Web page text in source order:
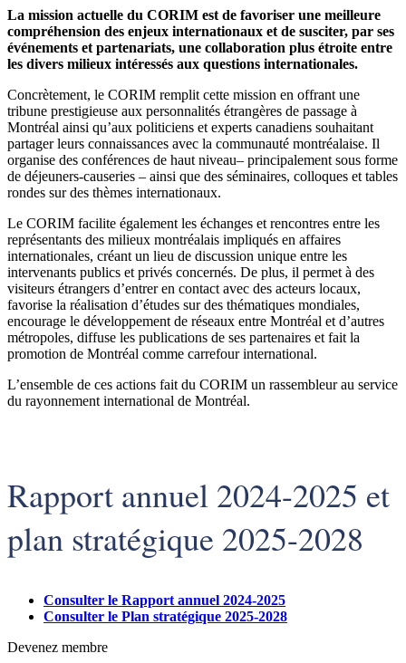
La mission actuelle du CORIM est de favoriser une meilleure
compréhension des enjeux internationaux et de susciter, par ses
événements et partenariats, une collaboration plus étroite entre
les divers milieux intéressés aux questions internationales.
Concrètement, le CORIM remplit cette mission en offrant une
tribune prestigieuse aux personnalités étrangères de passage à
Montréal ainsi qu’aux politiciens et experts canadiens souhaitant
partager leurs connaissances avec la communauté montréalaise. Il
organise des conférences de haut niveau– principalement sous forme
de déjeuners-causeries – ainsi que des séminaires, colloques et tables
rondes sur des thèmes internationaux.
Le CORIM facilite également les échanges et rencontres entre les
représentants des milieux montréalais impliqués en affaires
internationales, créant un lieu de discussion unique entre les
intervenants publics et privés concernés. De plus, il permet à des
visiteurs étrangers d’entrer en contact avec des acteurs locaux,
favorise la réalisation d’études sur des thématiques mondiales,
encourage le développement de réseaux entre Montréal et d’autres
métropoles, diffuse les publications de ses partenaires et fait la
promotion de Montréal comme carrefour international.
L’ensemble de ces actions fait du CORIM un rassembleur au service
du rayonnement international de Montréal.
Rapport annuel 2024-2025 et
plan stratégique 2025-2028
Consulter le Rapport annuel 2024-2025
Consulter le Plan stratégique 2025-2028
Devenez membre